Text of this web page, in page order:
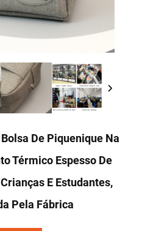
De Piquenique Na
Térmico Espesso De
E Estudantes,
Pela Fábrica